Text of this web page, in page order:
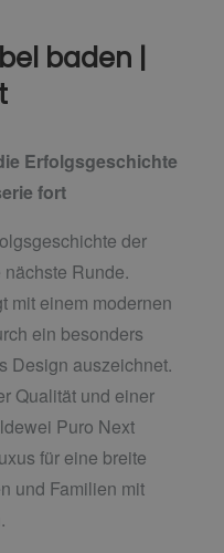
baden |
Erfolgsgeschichte
fort
der
Runde.
mit einem modernen
ein besonders
Design auszeichnet.
Qualität und einer
Puro Next
für eine breite
und Familien mit